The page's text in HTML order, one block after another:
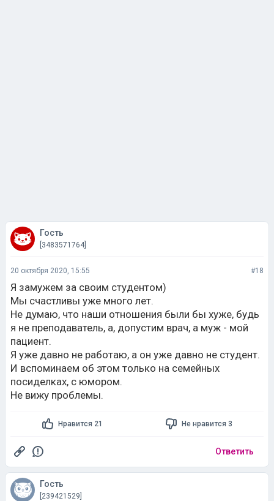
Гость
[3483571764]
20 октября 2020, 15:55 #18
Я замужем за своим студентом)
Мы счастливы уже много лет.
Не думаю, что наши отношения были бы хуже, будь
я не преподаватель, а, допустим врач, а муж - мой
пациент.
Я уже давно не работаю, а он уже давно не студент.
И вспоминаем об этом только на семейных
посиделках, с юмором.
Не вижу проблемы.
Нравится 21 Не нравится 3
Ответить
Гость
[239421529]